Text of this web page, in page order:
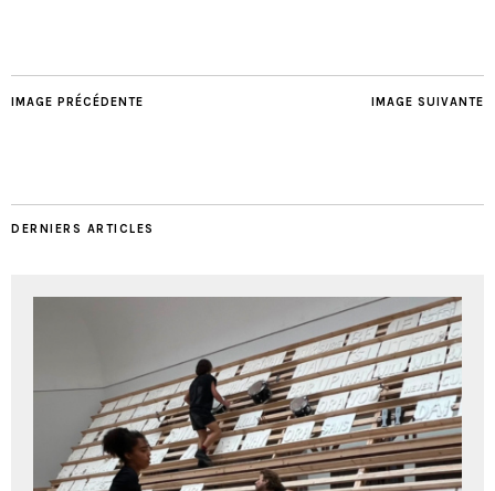
IMAGE SUIVANTE
IMAGE PRÉCÉDENTE
DERNIERS ARTICLES